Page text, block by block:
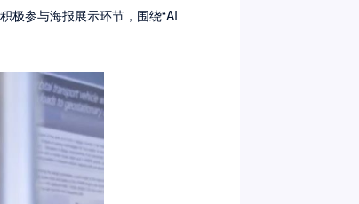
极参与海报展示环节，围绕“AI